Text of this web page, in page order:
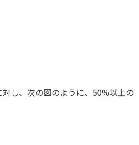
し、次の図のように、50%以上の